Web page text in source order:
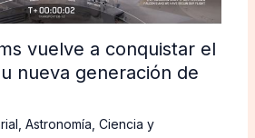
vuelve a conquistar el
nueva generación de
Astronomía Ciencia y